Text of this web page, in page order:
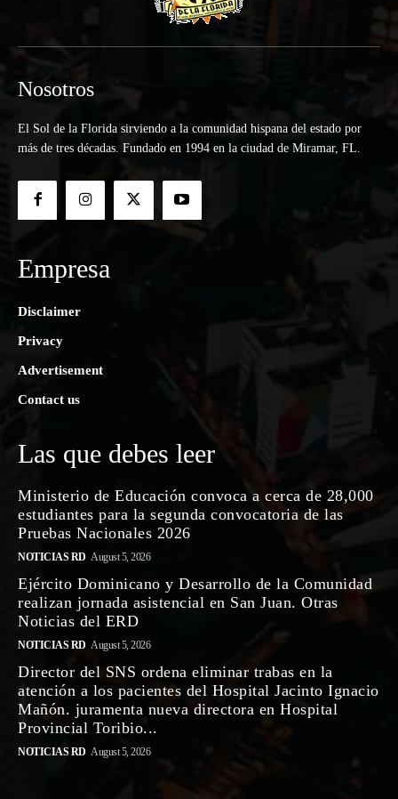
Nosotros
El Sol de la Florida sirviendo a la comunidad hispana del estado por
más de tres décadas. Fundado en 1994 en la ciudad de Miramar, FL.
Empresa
Disclaimer
Privacy
Advertisement
Contact us
Las que debes leer
Ministerio de Educación convoca a cerca de 28,000
estudiantes para la segunda convocatoria de las
Pruebas Nacionales 2026
NOTICIAS RD August 5, 2026
Ejército Dominicano y Desarrollo de la Comunidad
realizan jornada asistencial en San Juan. Otras
Noticias del ERD
NOTICIAS RD August 5, 2026
Director del SNS ordena eliminar trabas en la
atención a los pacientes del Hospital Jacinto Ignacio
Mañón. juramenta nueva directora en Hospital
Provincial Toribio...
NOTICIAS RD August 5, 2026